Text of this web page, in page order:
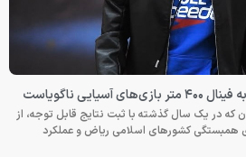
ناگویاست
که در یک سال گذشته با ثبت نتایج قابل توجه، از
کشورهای اسلامی ریاض و عملکرد